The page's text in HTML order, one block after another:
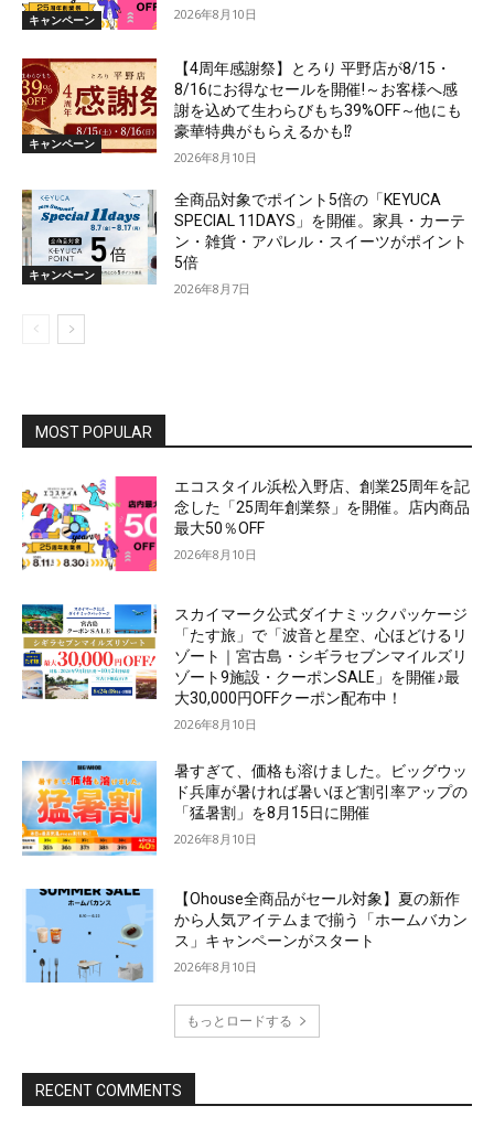
キャンペーン 2026年8月10日
キャンペーン
【4周年感謝祭】とろり 平野店が8/15・
8/16にお得なセールを開催!～お客様へ感
謝を込めて生わらびもち39%OFF～他にも
豪華特典がもらえるかも⁉
2026年8月10日
キャンペーン
全商品対象でポイント5倍の「KEYUCA
SPECIAL 11DAYS」を開催。家具・カーテ
ン・雑貨・アパレル・スイーツがポイント
5倍
2026年8月7日
MOST POPULAR
エコスタイル浜松入野店、創業25周年を記
念した「25周年創業祭」を開催。店内商品
最大50％OFF
2026年8月10日
スカイマーク公式ダイナミックパッケージ
「たす旅」で「波音と星空、心ほどけるリ
ゾート｜宮古島・シギラセブンマイルズリ
ゾート9施設・クーポンSALE」を開催♪最
大30,000円OFFクーポン配布中！
2026年8月10日
暑すぎて、価格も溶けました。ビッグウッ
ド兵庫が暑ければ暑いほど割引率アップの
「猛暑割」を8月15日に開催
2026年8月10日
【Ohouse全商品がセール対象】夏の新作
から人気アイテムまで揃う「ホームバカン
ス」キャンペーンがスタート
2026年8月10日
もっとロードする
RECENT COMMENTS